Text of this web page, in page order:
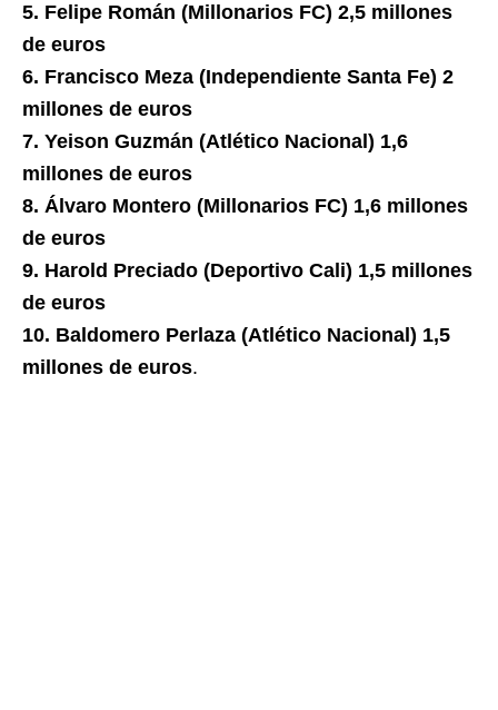
5. Felipe Román (Millonarios FC) 2,5 millones
de euros
6. Francisco Meza (Independiente Santa Fe) 2
millones de euros
7. Yeison Guzmán (Atlético Nacional) 1,6
millones de euros
8. Álvaro Montero (Millonarios FC) 1,6 millones
de euros
9. Harold Preciado (Deportivo Cali) 1,5 millones
de euros
10. Baldomero Perlaza (Atlético Nacional) 1,5
millones de euros.